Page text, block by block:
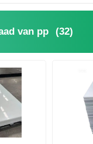
buizenbehangen
van pp (32)